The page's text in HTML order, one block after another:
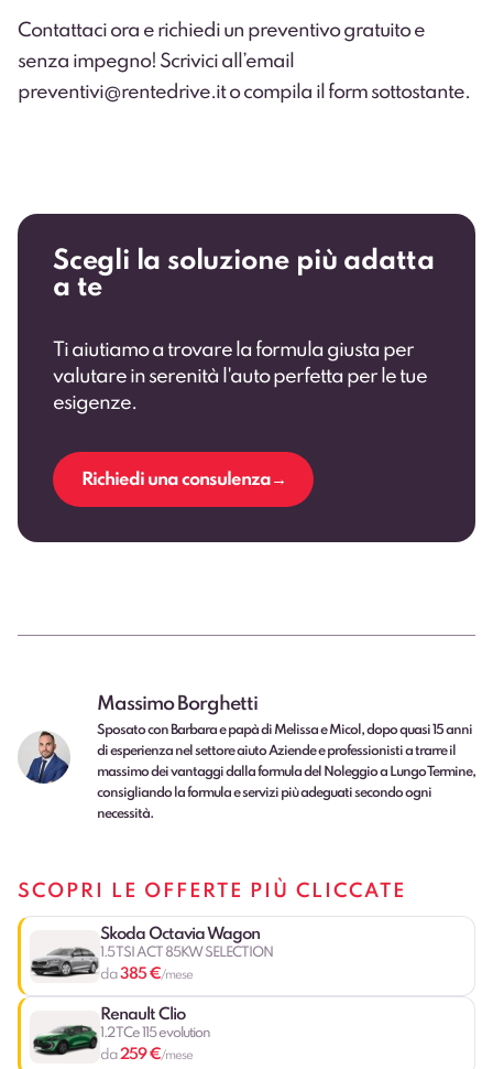
Contattaci ora e richiedi un preventivo gratuito e
senza impegno! Scrivici all’email
preventivi@rentedrive.it o compila il form sottostante.
Scegli la soluzione più adatta
a te
Ti aiutiamo a trovare la formula giusta per
valutare in serenità l'auto perfetta per le tue
esigenze.
Richiedi una consulenza
Massimo Borghetti
Sposato con Barbara e papà di Melissa e Micol, dopo quasi 15 anni
di esperienza nel settore aiuto Aziende e professionisti a trarre il
massimo dei vantaggi dalla formula del Noleggio a Lungo Termine,
consigliando la formula e servizi più adeguati secondo ogni
necessità.
SCOPRI LE OFFERTE PIÙ CLICCATE
Skoda Octavia Wagon
1.5 TSI ACT 85KW SELECTION
da385 €/mese
Renault Clio
1.2 TCe 115 evolution
da259 €/mese